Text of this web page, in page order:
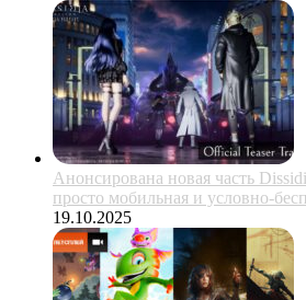
Анонсирована новая часть
просто мобильная и условно-
19.10.2025